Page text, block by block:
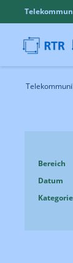
Bereich
Datum
Kategorie